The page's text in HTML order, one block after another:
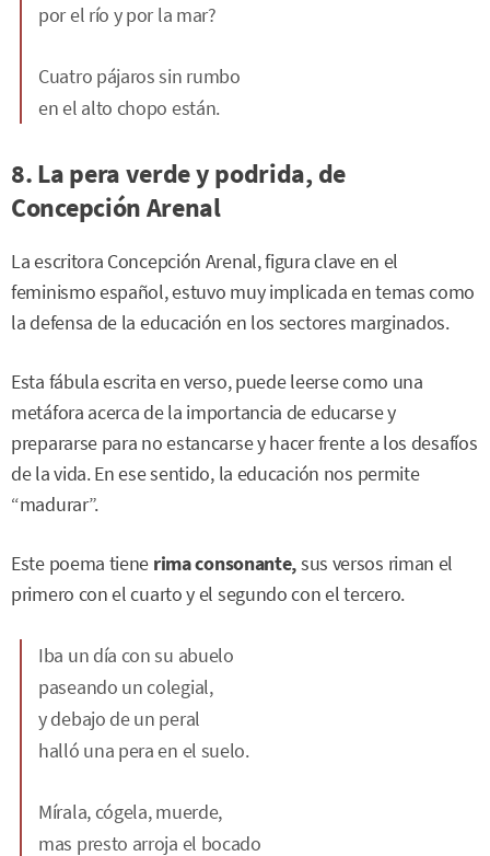
por el río y por la mar?
Cuatro pájaros sin rumbo
en el alto chopo están.
8. La pera verde y podrida, de
Concepción Arenal
La escritora Concepción Arenal, figura clave en el
feminismo español, estuvo muy implicada en temas como
la defensa de la educación en los sectores marginados.
Esta fábula escrita en verso, puede leerse como una
metáfora acerca de la importancia de educarse y
prepararse para no estancarse y hacer frente a los desafíos
de la vida. En ese sentido, la educación nos permite
“madurar”.
Este poema tiene rima consonante,sus versos riman el
primero con el cuarto y el segundo con el tercero.
Iba un día con su abuelo
paseando un colegial,
y debajo de un peral
halló una pera en el suelo.
Mírala, cógela, muerde,
mas presto arroja el bocado